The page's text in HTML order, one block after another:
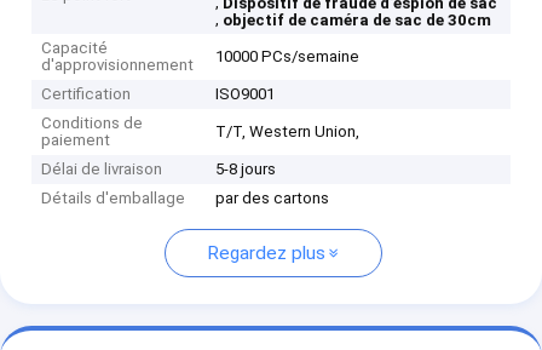
, objectif de caméra de sac de 30cm
Capacité
d'approvisionnement
10000 PCs/semaine
Certification
ISO9001
Conditions de
paiement
T/T, Western Union,
Délai de livraison
5-8 jours
Détails d'emballage
par des cartons
Regardez plus